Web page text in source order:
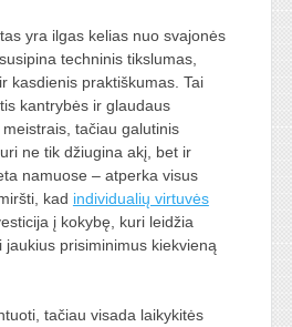
yra ilgas kelias nuo svajonės
techninis tikslumas,
kasdienis praktiškumas. Tai
kantrybės ir glaudaus
tačiau galutinis
ne tik džiugina akį, bet ir
namuose – atperka visus
kad individualių virtuvės
į kokybę, kuri leidžia
jaukius prisiminimus kiekvieną
tačiau visada laikykitės